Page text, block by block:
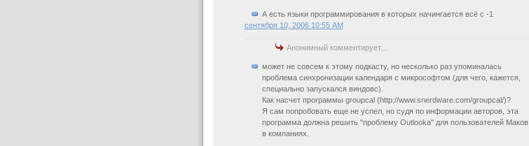
А есть языки программирования в которых начингается всё с -1
сентября 10, 2006 10:55 AM
Анонимный комментирует...
может не совсем к этому подкасту, но несколько раз упоминалась
проблема синхронизации календаря с микрософтом (для чего, кажется,
специально запускался виндовс).
Как насчет программы groupcal (http://www.snerdware.com/groupcal/)?
Я сам попробовать еще не успел, но судя по информации авторов, эта
программа должна решить "проблему Outlooka" для пользователей Маков
в компаниях.